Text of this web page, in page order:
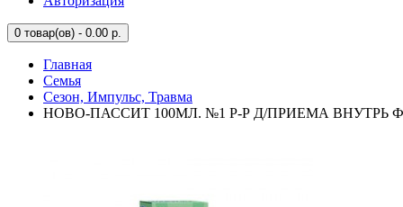
0 товар(ов) - 0.00 р.
Главная
Семья
Сезон, Импульс, Травма
НОВО-ПАССИТ 100МЛ. №1 Р-Р Д/ПРИЕМА ВНУТРЬ